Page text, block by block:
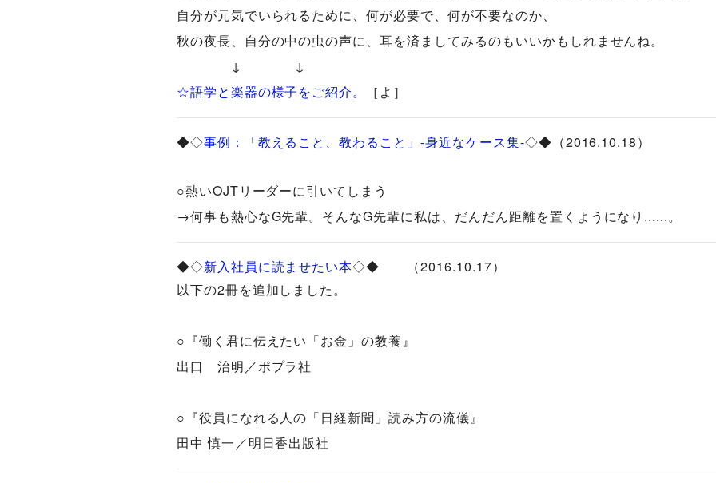
自分が元気でいられるために、何が必要で、何が不要なのか、
秋の夜長、自分の中の虫の声に、耳を済ましてみるのもいいかもしれませんね。
↓ ↓
☆語学と楽器の様子をご紹介。
［よ］
◆◇事例：「教えること、教わること」-身近なケース集-◇◆（2016.10.18）
○熱いOJTリーダーに引いてしまう
→何事も熱心なG先輩。そんなG先輩に私は、だんだん距離を置くようになり......。
◆◇新入社員に読ませたい本◇◆ （2016.10.17）
以下の2冊を追加しました。
○『働く君に伝えたい「お金」の教養』
出口 治明／ポプラ社
○『役員になれる人の「日経新聞」読み方の流儀』
田中 慎一／明日香出版社